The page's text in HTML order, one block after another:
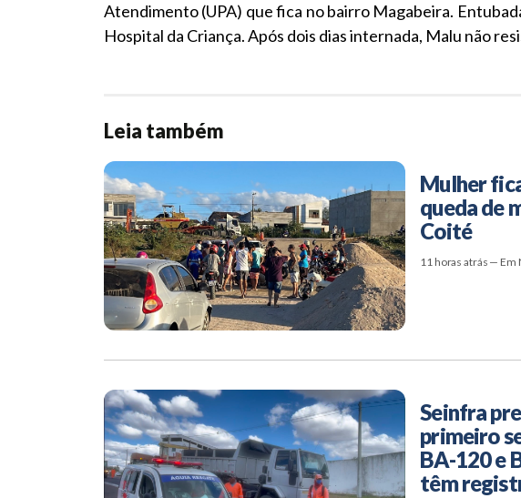
Atendimento (UPA) que fica no bairro Magabeira.
Hospital da Criança. Após dois dias internada, Malu não
Leia também
Mulher
queda de
Coité
11 horas atrás — Em
Seinfra
primeiro
BA-120 e
têm